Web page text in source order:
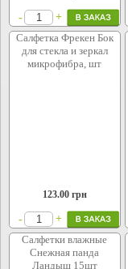
- +
Салфетка Фрекен Бок
для стекла и зеркал
микрофибра, шт
123.00грн
- +
Салфетки влажные
Снежная панда
Ландыш 15шт